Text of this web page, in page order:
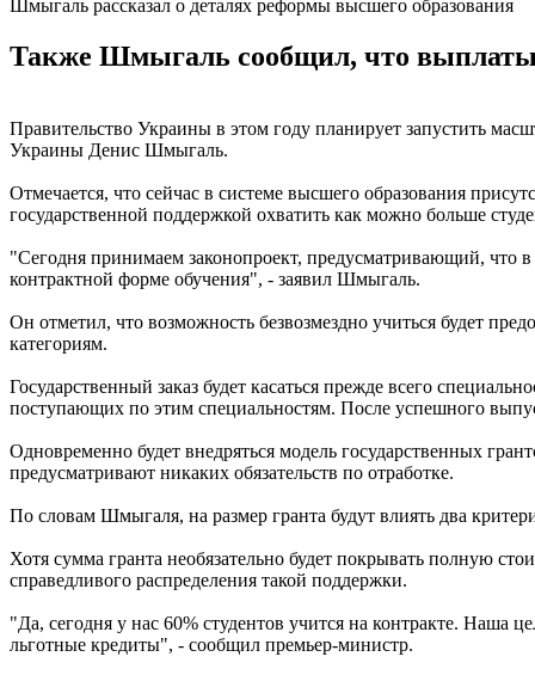
Шмыгаль рассказал о деталях реформы высшего образования
Также Шмыгаль сообщил, что выплаты
Правительство Украины в этом году планирует запустить
Украины Денис Шмыгаль.
Отмечается, что сейчас в системе высшего образования
государственной поддержкой охватить как можно больше
"Сегодня принимаем законопроект, предусматривающий, что в
контрактной форме обучения", - заявил Шмыгаль.
Он отметил, что возможность безвозмездно учиться будет
категориям.
Государственный заказ будет касаться прежде всего
поступающих по этим специальностям. После успешного
Одновременно будет внедряться модель государственных
предусматривают никаких обязательств по отработке.
По словам Шмыгаля, на размер гранта будут влиять два
Хотя сумма гранта необязательно будет покрывать полную
справедливого распределения такой поддержки.
"Да, сегодня у нас 60% студентов учится на контракте. Наша
льготные кредиты", - сообщил премьер-министр.